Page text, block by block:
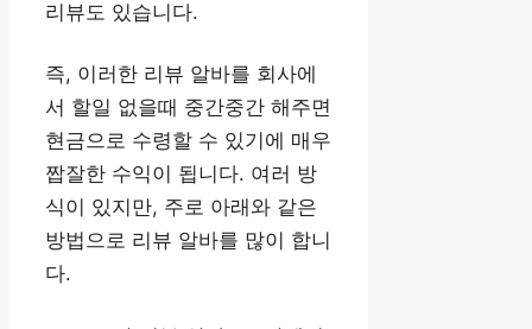
리뷰도 있습니다.
즉, 이러한 리뷰 알바를 회사에
서 할일 없을때 중간중간 해주면
현금으로 수령할 수 있기에 매우
짭잘한 수익이 됩니다. 여러 방
식이 있지만, 주로 아래와 같은
방법으로 리뷰 알바를 많이 합니
다.